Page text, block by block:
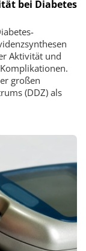
bei Diabetes
Aktivität und
großen
(DDZ) als